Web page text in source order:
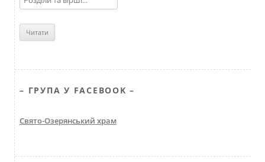
– ГРУПА У FACEBOOK –
Свято-Озерянський храм